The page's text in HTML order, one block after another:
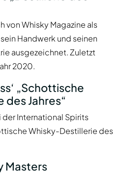
von Whisky Magazine als
Handwerk und seinen
ausgezeichnet. Zuletzt
2020.
„Schottische
Jahres“
der International Spirits
Whisky-Destillerie des
Masters